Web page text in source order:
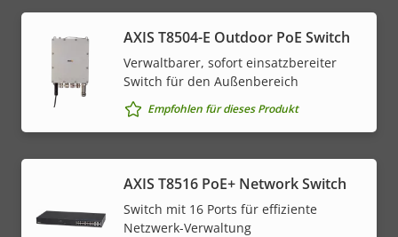
AXIS T8504-E Outdoor PoE Switch
Verwaltbarer, sofort einsatzbereiter
Switch für den Außenbereich
Empfohlen für dieses Produkt
AXIS T8516 PoE+ Network Switch
Switch mit 16 Ports für effiziente
Netzwerk-Verwaltung